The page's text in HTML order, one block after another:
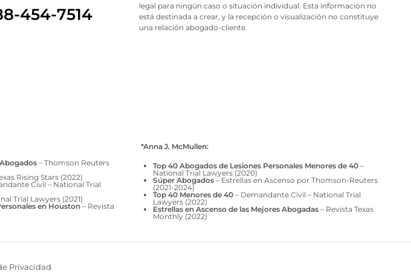
454-7514
legal para ningún caso o situación individual. Esta información no
está destinada a crear, y la recepción o visualización no constituye
una relación abogado-cliente.
– Thomson Reuters
Rising Stars (2022)
Civil – National Trial
Trial Lawyers (2021)
en Houston– Revista
*Anna J. McMullen:
Top 40 Abogados de Lesiones Personales Menores de 40 –
National Trial Lawyers (2020)
Súper Abogados – Estrellas en Ascenso por Thomson-Reuters
(2021-2024)
Top 40 Menores de 40 – Demandante Civil – National Trial
Lawyers (2022)
Estrellas en Ascenso de las Mejores Abogadas – Revista Texas
Monthly (2022)
Privacidad